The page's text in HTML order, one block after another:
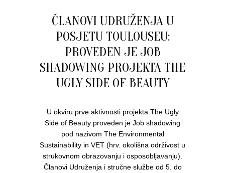
ČLANOVI UDRUŽENJA U
POSJETU TOULOUSEU:
PROVEDEN JE JOB
SHADOWING PROJEKTA THE
UGLY SIDE OF BEAUTY
U okviru prve aktivnosti projekta The Ugly
Side of Beauty proveden je Job shadowing
pod nazivom The Environmental
Sustainability in VET (hrv. okolišna održivost u
strukovnom obrazovanju i osposobljavanju).
Članovi Udruženja i stručne službe od 5. do